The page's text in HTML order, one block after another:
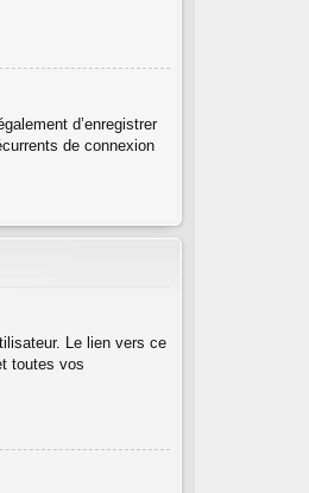
d’enregistrer
de connexion
Le lien vers ce
toutes vos